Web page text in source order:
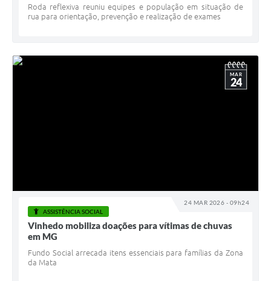
Roda reflexiva reuniu equipes e população em situação de
rua para orientação, prevenção e realização de exames
24 MAR 2026 - 09h24
MAR
24
ASSISTÊNCIA SOCIAL
Vinhedo mobiliza doações para vítimas de chuvas
em MG
Fundo Social arrecada itens essenciais para famílias da Zona
da Mata